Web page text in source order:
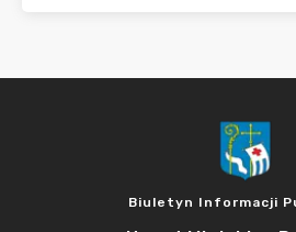
Biuletyn Informacji